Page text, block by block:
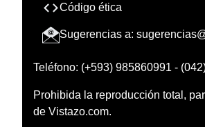
Código ética
Sugerencias a:
Teléfono: (+593) 985860991 -
Prohibida la reproducción total,
de Vistazo.com.